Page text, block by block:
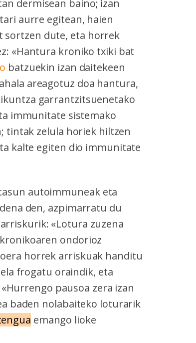
dermisean baino; izan
aurre egitean, haien
sortzen dute, eta horrek
«Hantura kroniko txiki bat
batzuekin izan daitekeen
areagotuz doa hantura,
garrantzitsuenetako
immunitate sistemako
tintak zelula horiek hiltzen
kalte egiten dio immunitate
autoimmuneak eta
den, azpimarratu du
«Lotura zuzena
ondorioz
horrek arriskuak handitu
frogatu oraindik, eta
pausoa zera izan
baden nolabaiteko loturarik
emango lioke